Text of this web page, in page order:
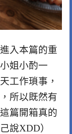
入本篇的重
姐小酌一
工作瑣事，
所以既然有
篇開箱真的
說XDD）